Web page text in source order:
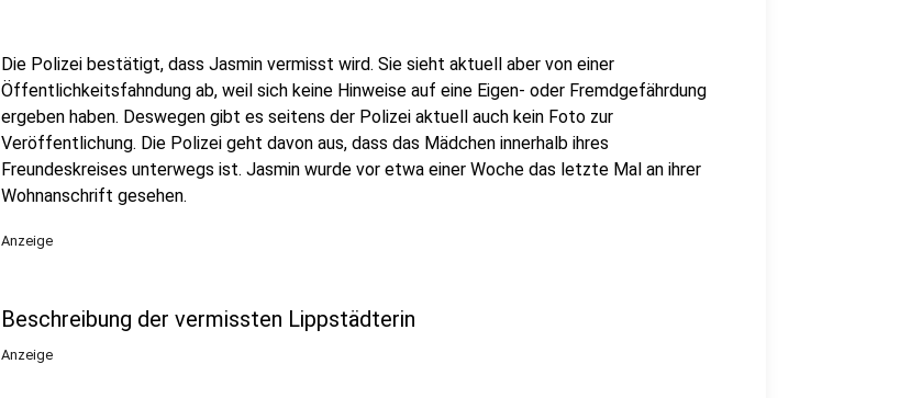
Die Polizei bestätigt, dass Jasmin vermisst wird. Sie sieht aktuell aber von einer
Öffentlichkeitsfahndung ab, weil sich keine Hinweise auf eine Eigen- oder Fremdgefährdung
ergeben haben. Deswegen gibt es seitens der Polizei aktuell auch kein Foto zur
Veröffentlichung. Die Polizei geht davon aus, dass das Mädchen innerhalb ihres
Freundeskreises unterwegs ist. Jasmin wurde vor etwa einer Woche das letzte Mal an ihrer
Wohnanschrift gesehen.
Anzeige
Beschreibung der vermissten Lippstädterin
Anzeige